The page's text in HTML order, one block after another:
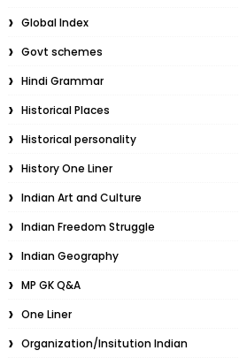
Global Index
Govt schemes
Hindi Grammar
Historical Places
Historical personality
History One Liner
Indian Art and Culture
Indian Freedom Struggle
Indian Geography
MP GK Q&A
One Liner
Organization/Insitution Indian